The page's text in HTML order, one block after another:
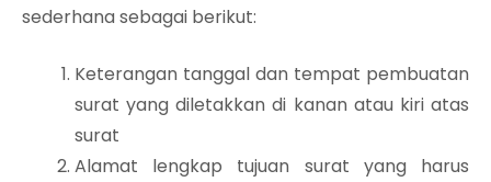
sederhana sebagai berikut:
Keterangan tanggal dan tempat pembuatan
surat yang diletakkan di kanan atau kiri atas
surat
Alamat lengkap tujuan surat yang harus